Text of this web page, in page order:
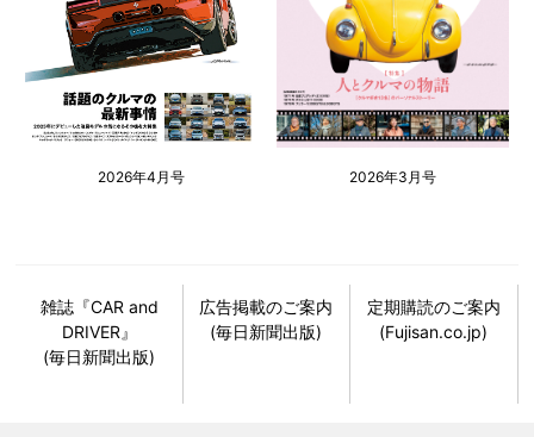
2026年4月号 2026年3月号
雑誌『CAR and
DRIVER』
(毎日新聞出版)
広告掲載のご案内
(毎日新聞出版)
定期購読のご案内
(Fujisan.co.jp)